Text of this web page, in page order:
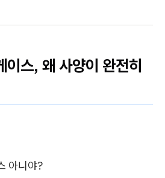
이스, 왜 사양이 완전히
아니야?